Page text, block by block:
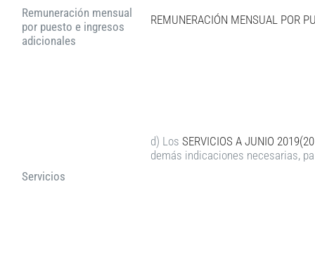
Remuneración mensual
por puesto e ingresos
adicionales
REMUNERACIÓN MENSUAL POR
Servicios
d) Los SERVICIOS A JUNIO
demás indicaciones necesarias,